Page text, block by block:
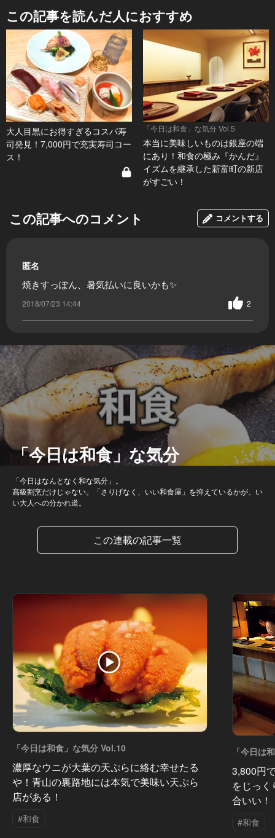
この記事を読んだ人におすすめ
大人目黒にお得すぎるコスパ寿
司発見！7,000円で充実寿司コー
ス！
「今日は和食」な気分 Vol.5
本当に美味しいものは銀座の端
にあり！和食の極み『かんだ』
イズムを継承した新富町の新店
がすごい！
この記事へのコメント コメントする
匿名
焼きすっぽん、暑気払いに良いかも✨
2018/07/23 14:44 2
「今日は和食」な気分
「今日はなんとなく和な気分」。
高級割烹だけじゃない。「さりげなく、いい和食屋」を抑えているかが、い
い大人への分かれ道。
この連載の記事一覧
「今日は和食」な気分 Vol.10
濃厚なウニが大葉の天ぷらに絡む幸せたる
や！青山の裏路地には本気で美味い天ぷら
店がある！
#和食
「今日は
3,800円
をじっ
合いい！
#和食